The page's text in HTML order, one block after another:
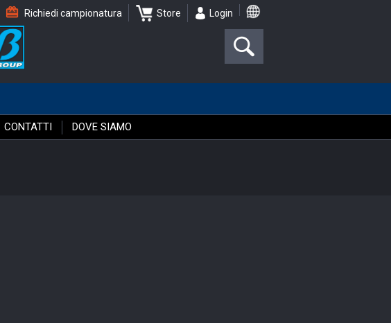
Login
Store
Richiedi campionatura
CONTATTI DOVE SIAMO